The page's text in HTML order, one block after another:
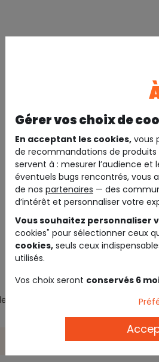
Gérer vos choix de
En acceptant les cookies, vous
de recommandations de produits
servent à : mesurer l’audience
éventuels bugs rencontrés, vous
de nos partenaires — des
d’intérêt et personnaliser votre
Vous souhaitez personnaliser
cookies" pour sélectionner ceux
cookies, seuls ceux
utilisés.
Vos choix seront conservés 6